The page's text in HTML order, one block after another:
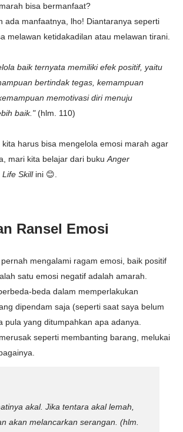
bisa bermanfaat?
ada manfaatnya, lho! Diantaranya seperti
melawan ketidakadilan atau melawan tirani.
baik ternyata memiliki efek positif, yaitu
bertindak tegas, kemampuan
memotivasi diri menuju
baik."(hlm. 110)
harus bisa mengelola emosi marah agar
mari kita belajar dari buku Anger
Skillini 😊.
Ransel Emosi
mengalami ragam emosi, baik positif
satu emosi negatif adalah amarah.
beda dalam memperlakukan
dipendam saja (seperti saat saya belum
pula yang ditumpahkan apa adanya.
seperti membanting barang, melukai
akal. Jika tentara akal lemah,
akan melancarkan serangan. (hlm.